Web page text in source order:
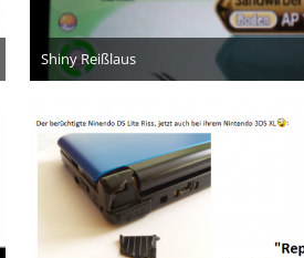
Shiny Reißlaus
4. August 2017